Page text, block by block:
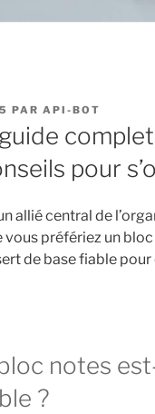
PAR API-BOT
pour
allié central de
vous préfériez un
de base fiable
notes
?